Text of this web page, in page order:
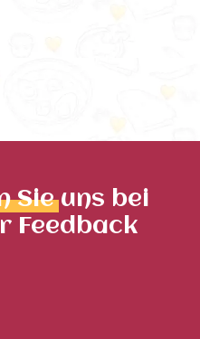
Sieuns bei
Feedback